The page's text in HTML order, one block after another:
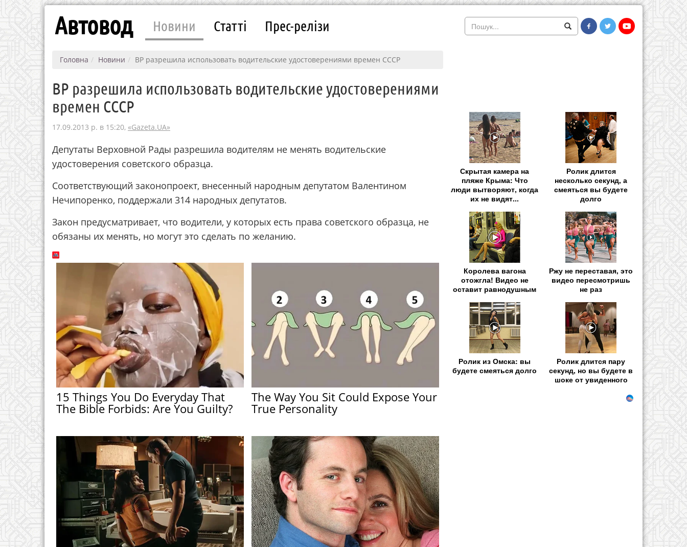
Автовод Новини Статті Прес-релізи
Головна Новини ВР разрешила использовать водительские удостоверениями времен СССР
ВР разрешила использовать водительские удостоверениями
времен СССР
17.09.2013 р. в 15:20, «Gazeta.UA»
Депутаты Верховной Рады разрешила водителям не менять водительские
удостоверения советского образца.
Соответствующий законопроект, внесенный народным депутатом Валентином
Нечипоренко, поддержали 314 народных депутатов.
Закон предусматривает, что водители, у которых есть права советского образца, не
обязаны их менять, но могут это сделать по желанию.
15 Things You Do Everyday That
The Bible Forbids: Are You Guilty?
The Way You Sit Could Expose Your
True Personality
Скрытая камера на
пляже Крыма: Что
люди вытворяют, когда
их не видят...
Ролик длится
несколько секунд, а
смеяться вы будете
долго
Королева вагона
отожгла! Видео не
оставит равнодушным
Ржу не переставая, это
видео пересмотришь
не раз
Ролик из Омска: вы
будете смеяться долго
Ролик длится пару
секунд, но вы будете в
шоке от увиденного